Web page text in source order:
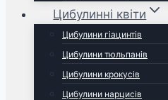
Цибулинні квіти
Цибулини гіацинтів
Цибулини тюльпанів
Цибулини крокусів
Цибулини нарцисів